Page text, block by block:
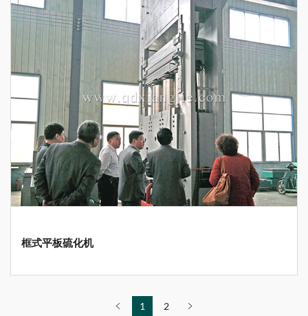
框式平板硫化机
1 2